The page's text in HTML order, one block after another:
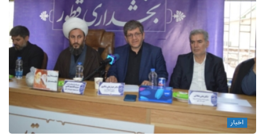
اخبار